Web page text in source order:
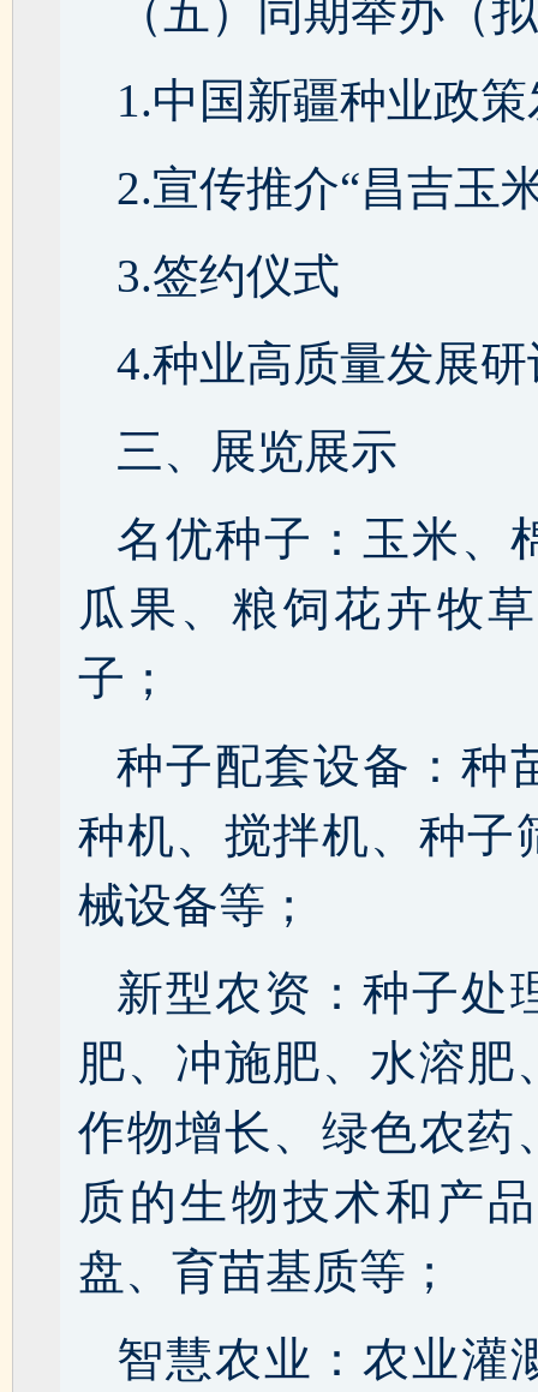
（五）同期举办（
1.中国新疆种业政
2.宣传推介“昌吉玉
3.签约仪式
4.种业高质量发展
三、展览展示
名优种子：玉米、
瓜果、粮饲花卉牧
子；
种子配套设备：种
种机、搅拌机、种子
械设备等；
新型农资：种子处
肥、冲施肥、水溶
作物增长、绿色农药
质的生物技术和产
盘、育苗基质等；
智慧农业：农业灌